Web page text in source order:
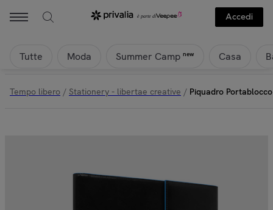
Accedi
Tutte Moda Summer Camp new Casa
Tempo libero / Stationery - libertae creative / Piquadro Portablocco